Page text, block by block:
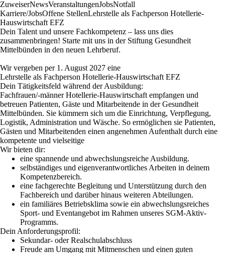
ZuweiserNewsVeranstaltungenJobsNotfall
Karriere/JobsOffene StellenLehrstelle als Fachperson Hotellerie-
Hauswirtschaft EFZ
Dein Talent und unsere Fachkompetenz – lass uns dies
zusammenbringen! Starte mit uns in der Stiftung Gesundheit
Mittelbünden in den neuen Lehrberuf.
Wir vergeben per 1. August 2027 eine
Lehrstelle als Fachperson Hotellerie-Hauswirtschaft EFZ
Dein Tätigkeitsfeld während der Ausbildung:
Fachfrauen/-männer Hotellerie-Hauswirtschaft empfangen und
betreuen Patienten, Gäste und Mitarbeitende in der Gesundheit
Mittelbünden. Sie kümmern sich um die Einrichtung, Verpflegung,
Logistik, Administration und Wäsche. So ermöglichen sie Patienten,
Gästen und Mitarbeitenden einen angenehmen Aufenthalt durch eine
kompetente und vielseitige
Wir bieten dir:
eine spannende und abwechslungsreiche Ausbildung.
selbständiges und eigenverantwortliches Arbeiten in deinem
Kompetenzbereich.
eine fachgerechte Begleitung und Unterstützung durch den
Fachbereich und darüber hinaus weiteren Abteilungen.
ein familiäres Betriebsklima sowie ein abwechslungsreiches
Sport- und Eventangebot im Rahmen unseres SGM-Aktiv-
Programms.
Dein Anforderungsprofil:
Sekundar- oder Realschulabschluss
Freude am Umgang mit Mitmenschen und einen guten